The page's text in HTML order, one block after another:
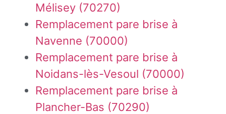
Mélisey (70270)
Remplacement pare brise à
Navenne (70000)
Remplacement pare brise à
Noidans-lès-Vesoul (70000)
Remplacement pare brise à
Plancher-Bas (70290)